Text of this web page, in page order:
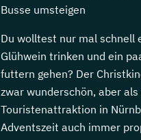
Busse umsteigen
Du wolltest nur mal schnell
Glühwein trinken und ein
futtern gehen? Der
zwar wunderschön, aber als
Touristenattraktion in
Adventszeit auch immer